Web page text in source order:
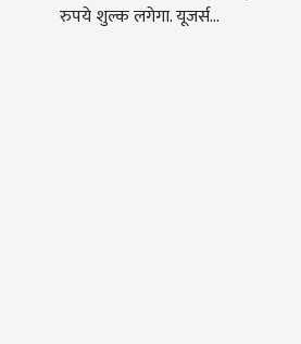
रुपये शुल्क लगेगा. यूजर्स…